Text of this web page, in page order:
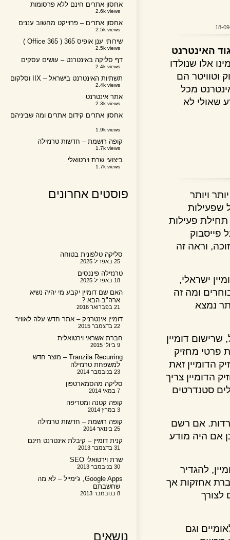
האינטרנט
אלו שנולדו
הם
מכל
לא
ויותר
פעילות
וראה זה
ישראלי,
ומה זה
נמצא
דומיין
מחזיק
זאת
צריך
סטנדרטים
אם רשם
היה מודע
להגדיר
אחזקות אך
וגם
אחסון אתרים חינם ללא פרסומות
2.6k views
אחסון אתרים – פרוייקט מחשוב עננים
2.5k views
שירותי ענן אופיס 365 ( Office 365 )
2.5k views
דף סליקה באינטרנט – עושים עסקים
2.4k views
תשתיות האינטרנט בישראל – IIX וסלקום
2.4k views
אתר אינטרנט
2.3k views
אחסון אתרים קידום אתרים ומה שביניהם
1.9k views
קופה רושמת – חדשות טרנזילה
1.7k views
ביצועי שרת וירטואלי
1.7k views
פוסטים אחרונים
סליקה טלפונית בטוחה
טרנזילה פיננסים
האם שם דומיין יקבע מי יהיה נשיא
ארה"ב הבא ?
דומיין אינטרניק – אתר חדש עלה לאוויר
חברת אשראי וירטואלית
Tranzila Recurring – מוצר חדש
למשפחת טרנזילה
סליקה מהסמארטפון
קופה קטנה ומטריפה
קופה רושמת – חדשות טרנזילה
קנית דומיין – קיבלת אינטרנט חינם
שרת וירטואלי SEO
Google Apps, ג'ימייל – לא מה
שחשבתם
נושאים